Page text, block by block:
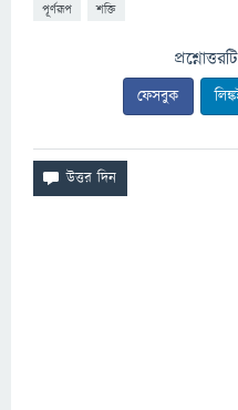
পূর্ণরূপ শক্তি
ফেসবুক